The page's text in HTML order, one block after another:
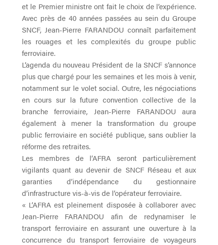
et le Premier ministre ont fait le choix de l’expérience.
Avec près de 40 années passées au sein du Groupe
SNCF, Jean-Pierre FARANDOU connaît parfaitement
les rouages et les complexités du groupe public
ferroviaire.
L’agenda du nouveau Président de la SNCF s’annonce
plus que chargé pour les semaines et les mois à venir,
notamment sur le volet social. Outre, les négociations
en cours sur la future convention collective de la
branche ferroviaire, Jean-Pierre FARANDOU aura
également à mener la transformation du groupe
public ferroviaire en société publique, sans oublier la
réforme des retraites.
Les membres de l’AFRA seront particulièrement
vigilants quant au devenir de SNCF Réseau et aux
garanties d’indépendance du gestionnaire
d’infrastructure vis-à-vis de l’opérateur ferroviaire.
« L’AFRA est pleinement disposée à collaborer avec
Jean-Pierre FARANDOU afin de redynamiser le
transport ferroviaire en assurant une ouverture à la
concurrence du transport ferroviaire de voyageurs